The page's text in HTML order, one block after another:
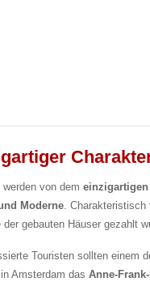
von dem einzigartigen
Moderne .
der gebauten Häuser gezahlt
Touristen sollten einem
Amsterdam das Anne-